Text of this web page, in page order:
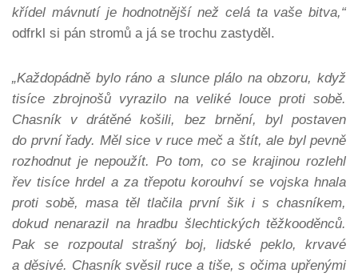
křídel mávnutí je hodnotnější než celá ta vaše bitva,“
odfrkl si pán stromů a já se trochu zastyděl.
„Každopádně bylo ráno a slunce plálo na obzoru, když
tisíce zbrojnošů vyrazilo na veliké louce proti sobě.
Chasník v drátěné košili, bez brnění, byl postaven
do první řady. Měl sice v ruce meč a štít, ale byl pevně
rozhodnut je nepoužít. Po tom, co se krajinou rozlehl
řev tisíce hrdel a za třepotu korouhví se vojska hnala
proti sobě, masa těl tlačila první šik i s chasníkem,
dokud nenarazil na hradbu šlechtických těžkooděnců.
Pak se rozpoutal strašný boj, lidské peklo, krvavé
a děsivé. Chasník svěsil ruce a tiše, s očima upřenými